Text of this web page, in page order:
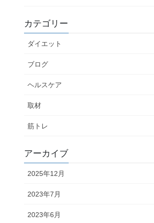
カテゴリー
ダイエット
ブログ
ヘルスケア
取材
筋トレ
アーカイブ
2025年12月
2023年7月
2023年6月